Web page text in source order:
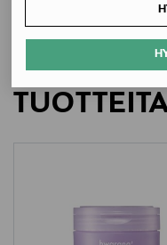
Bestseller Wholesale
Lars Sonckin Kaari 6,
Digitaalinen osoite
contact@bestseller.com
LISÄÄ